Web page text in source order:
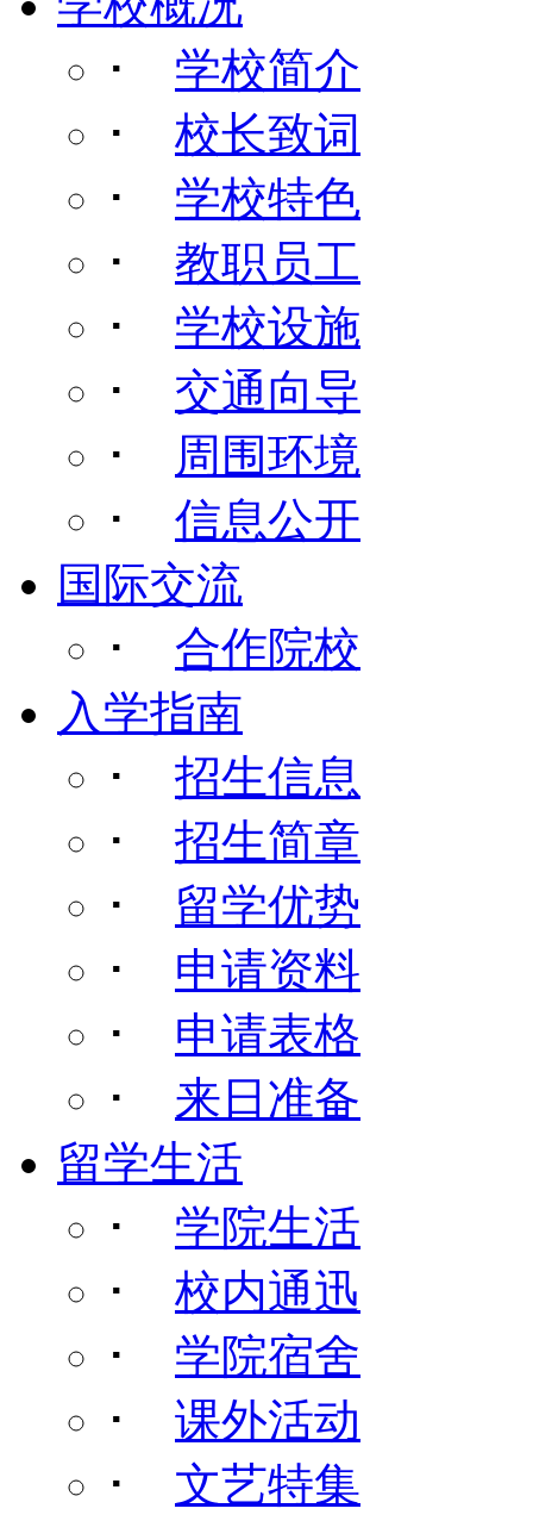
･ 学校简介
･ 校长致词
･ 学校特色
･ 教职员工
･ 学校设施
･ 交通向导
･ 周围环境
･ 信息公开
国际交流
･ 合作院校
入学指南
･ 招生信息
･ 招生简章
･ 留学优势
･ 申请资料
･ 申请表格
･ 来日准备
留学生活
･ 学院生活
･ 校内通迅
･ 学院宿舍
･ 课外活动
･ 文艺特集